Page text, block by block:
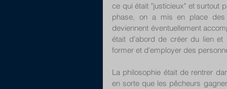
ce qui était "justicieux" et surtout
phase, on a mis en place des
deviennent éventuellement
était d'abord de créer du lien et
former et d'employer des
La philosophie était de rentrer
en sorte que les pêcheurs